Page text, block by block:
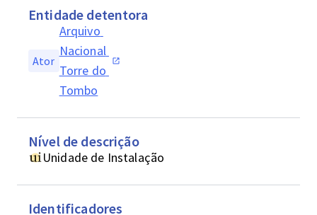
Entidade detentora
Ator
Arquivo
Nacional
Torre do
Tombo
Nível de descrição
Unidade de Instalação
Identificadores